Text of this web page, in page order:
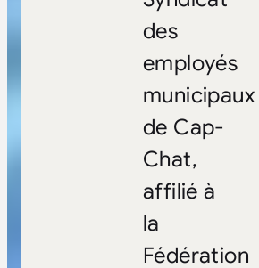
des
employés
municipaux
de Cap-
Chat,
affilié à
la
Fédération